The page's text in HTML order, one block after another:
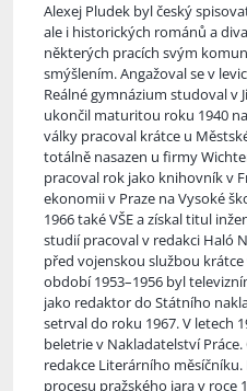
Alexej Pludek byl český
ale i historických románů a
některých pracích svým
smýšlením. Angažoval se v
Reálné gymnázium studoval v
ukončil maturitou roku 1940
války pracoval krátce u
totálně nasazen u firmy
pracoval rok jako knihovník v
ekonomii v Praze na Vysoké
1966 také VŠE a získal titul
studií pracoval v redakci Haló
před vojenskou službou
období 1953–1956 byl
jako redaktor do Státního
setrval do roku 1967. V letech
beletrie v Nakladatelství
redakce Literárního
procesu pražského jara v roce